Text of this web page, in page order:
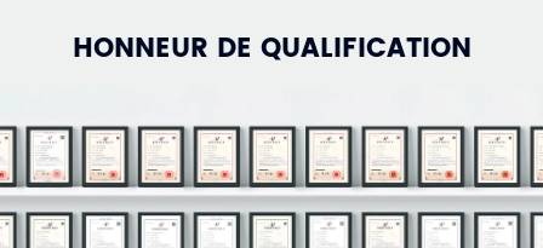
HONNEUR DE QUALIFICATION